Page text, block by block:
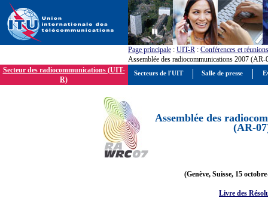
Page principale : UIT-R : Conférences et réunions
Assemblée des radiocommunications 2007 (AR-
Secteur des radiocommunications (UIT-
R)
Assemblée des
(AR-
(Genève, Suisse, 15
Livre des
Secteurs de l'UIT Salle de presse